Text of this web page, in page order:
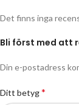
Det finns inga
Bli först med att
Din e-postadress
Ditt betyg*